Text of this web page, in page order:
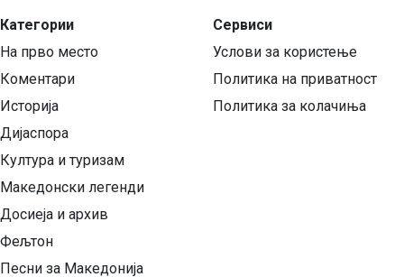
Категории
На прво место
Коментари
Историја
Дијаспора
Култура и туризам
Македонски легенди
Досиеја и архив
Фељтон
Песни за Македонија
Сервиси
Услови за користење
Политика на приватност
Политика за колачиња